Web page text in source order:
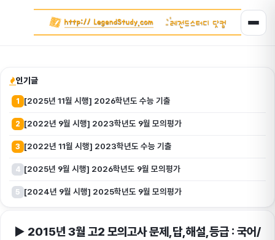
인기글
1 [2025년 11월 시행] 2026학년도 수능 기출
2 [2022년 9월 시행] 2023학년도 9월 모의평가
3 [2022년 11월 시행] 2023학년도 수능 기출
4 [2025년 9월 시행] 2026학년도 9월 모의평가
5 [2024년 9월 시행] 2025학년도 9월 모의평가
▶ 2015년 3월 고2 모의고사 문제,답,해설,등급 : 국어/